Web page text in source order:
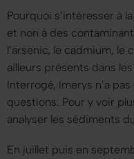
Pourquoi s’intéresser à
et non à des
l’arsenic, le cadmium, le
ailleurs présents dans
Interrogé, Imerys n’a
questions. Pour y voir
analyser les sédiments
En juillet puis en